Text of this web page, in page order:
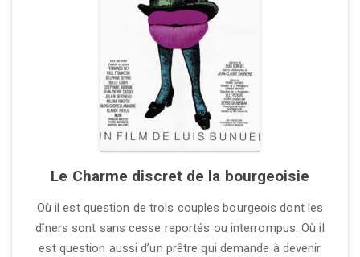
Le Charme discret de la bourgeoisie
Où il est question de trois couples bourgeois dont les
dîners sont sans cesse reportés ou interrompus. Où il
est question aussi d’un prêtre qui demande à devenir